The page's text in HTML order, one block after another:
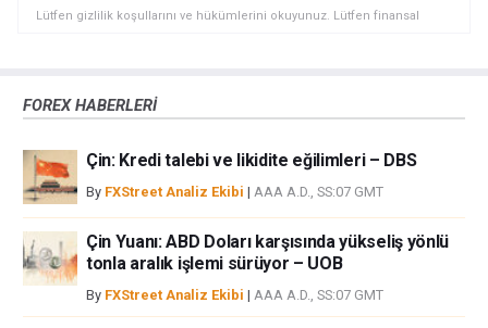
Lütfen gizlilik koşullarını ve hükümlerini okuyunuz. Lütfen finansal
bir alan olmayabilir. Diğer finansal araçlar içinden döviz ticaretini tercih
iştahınızı dikkatlice gözden geçiriniz. FXStreet’de ifade edilen görüşler
bireysel yazarlara aittir, fxstreet.com veya yönetimin görüşlerini ifade
etmemektedir. Bilgilerde hatalar yada eksikler bulunabilir. FXStreet
bağımsız yazarların görüşlerini doğrulamak zorunda değildir.
FXStreet’de verilen herhangi bir görüş, haber, araştırma, analiz, fiyatlar
veya fxstreet.comtarafından bu sitede yayınlanan bilgiler çalışanlar,
ortaklar yada katkıda bulunanlar tarafından genel piyasa yorumu olarak
FOREX HABERLERİ
Çin: Kredi talebi ve likidite eğilimleri – DBS
By FXStreet Analiz Ekibi | AAA A.D., SS:07 GMT
Çin Yuanı: ABD Doları karşısında yükseliş yönlü
tonla aralık işlemi sürüyor – UOB
By FXStreet Analiz Ekibi | AAA A.D., SS:07 GMT